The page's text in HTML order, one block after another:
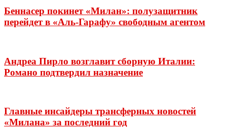
Беннасер покинет «Милан»: полузащитник
перейдет в «Аль-Гарафу» свободным агентом
Андреа Пирло возглавит сборную Италии:
Романо подтвердил назначение
Главные инсайдеры трансферных новостей
«Милана» за последний год